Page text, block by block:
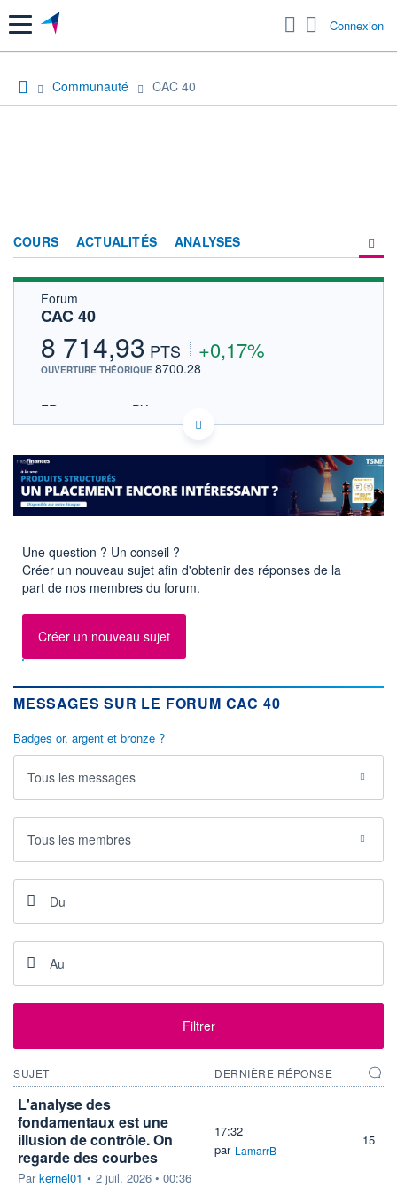
Menu Connexion
Communauté CAC 40
COURS ACTUALITÉS ANALYSES
HISTORIQUE
Forum
CAC 40
8 714,93 PTS +0,17%
OUVERTURE THÉORIQUE 8700.28
FR0003500008 PX1
EURONEXT PARIS DONNÉES TEMPS RÉEL
11h53
8 680
8 740
8 760
OUVERTURE
8 712,29
+ HAUT
+HAUT 1ER
JANVIER
+BAS 1ER
JANVIER
VOLUME
3 363 M€
DERNIER ÉCHANGE
Une question ? Un conseil ?
Créer un nouveau sujet afin d'obtenir des réponses de la
part de nos membres du forum.
Créer un nouveau sujet
MESSAGES SUR LE FORUM CAC 40
Badges or, argent et bronze ?
Tous les messages
Tous les membres
Filtrer
SUJET DERNIÈRE RÉPONSE
L'analyse des
fondamentaux est une
illusion de contrôle. On
regarde des courbes
Parkernel01 • 2 juil. 2026 • 00:36
17:32
par LamarrB
15